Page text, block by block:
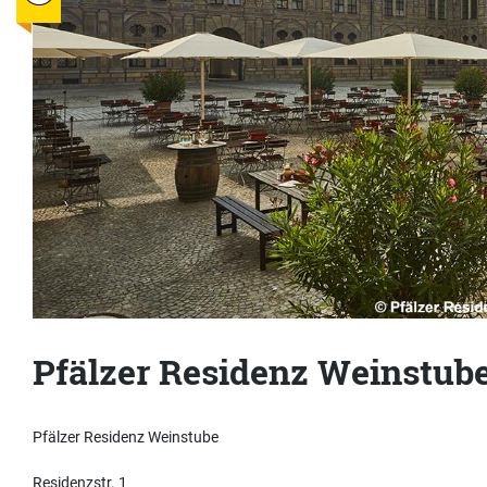
Pfälzer Residenz
Pfälzer Residenz Weinstube
Residenzstr. 1